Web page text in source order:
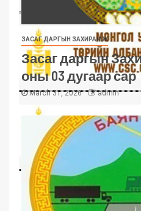
ЗАСАГ ДАРГЫН ЗАХИРАМЖ
Засаг даргын
оны 03 дугаар сар
March 31, 2026 admin